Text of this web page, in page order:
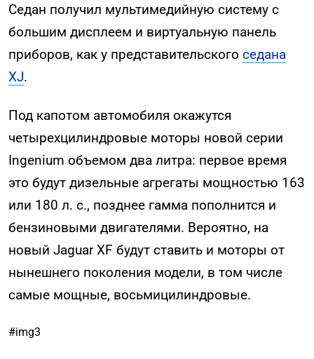
Седан получил мультимедийную систему с
большим дисплеем и виртуальную панель
приборов, как у представительского седана
XJ.
Под капотом автомобиля окажутся
четырехцилиндровые моторы новой серии
Ingenium объемом два литра: первое время
это будут дизельные агрегаты мощностью 163
или 180 л. с., позднее гамма пополнится и
бензиновыми двигателями. Вероятно, на
новый Jaguar XF будут ставить и моторы от
нынешнего поколения модели, в том числе
самые мощные, восьмицилиндровые.
#img3